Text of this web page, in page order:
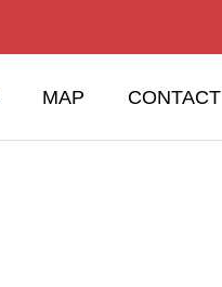
MAP CONTACT